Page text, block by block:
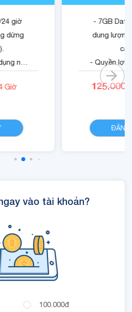
24 giờ
dừng
nội
Giờ
- 7GB
dung
- Quyền lợi
dung
125.000
ĐĂNG
vào tài khoản?
100.000đ